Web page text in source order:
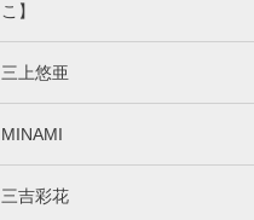
こ】
三上悠亜
MINAMI
三吉彩花